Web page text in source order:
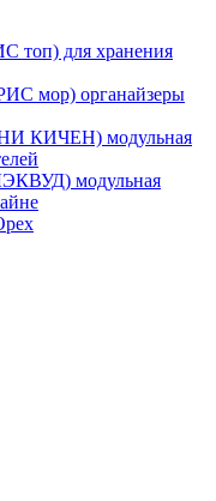
топ) для хранения
мор) органайзеры
КИЧЕН) модульная
модульная